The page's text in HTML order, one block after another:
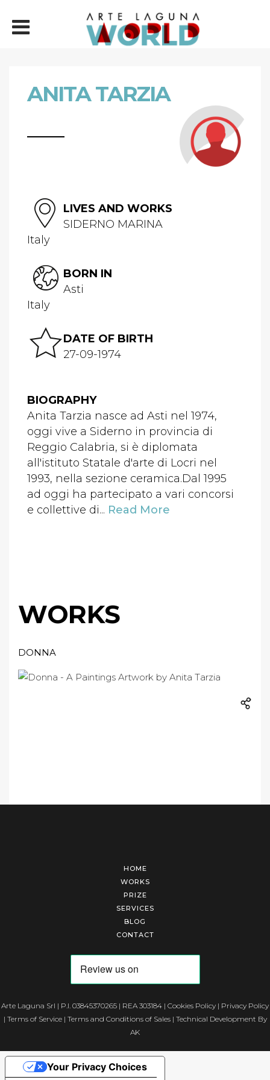
ANITA TARZIA
LIVES AND WORKS
SIDERNO MARINA
Italy
BORN IN
Asti
Italy
DATE OF BIRTH
27-09-1974
BIOGRAPHY
Anita Tarzia nasce ad Asti nel 1974,
oggi vive a Siderno in provincia di
Reggio Calabria, si è diplomata
all'istituto Statale d'arte di Locri nel
1993, nella sezione ceramica.Dal 1995
ad oggi ha partecipato a vari concorsi
e collettive di... Read More
WORKS
DONNA
HOME
WORKS
PRIZE
SERVICES
BLOG
CONTACT
Arte Laguna Srl | P.I. 03845370265 | REA 303184 | Cookies Policy | Privacy Policy
| Terms of Service| Terms and Conditions of Sales| Technical Development By
AK
Your Privacy Choices